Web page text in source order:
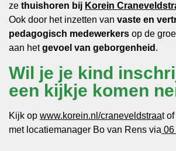
ze thuishoren bij Korein
Ook door het inzetten van vaste en
pedagogisch medewerkers op de
aan hetgevoel van geborgenheid .
Wil je je kind
een kijkje komen
Kijk op www.korein.nl/craneveldstraat
met locatiemanager Bo van Rens via 06